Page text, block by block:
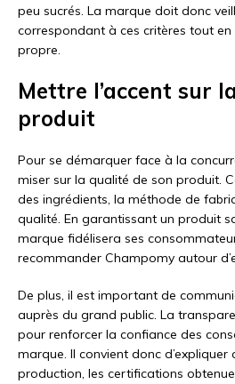
peu sucrés. La marque doit donc
correspondant à ces critères tout
propre.
Mettre l’accent sur
produit
Pour se démarquer face à la
miser sur la qualité de son produit.
des ingrédients, la méthode de
qualité. En garantissant un produit
marque fidélisera ses
recommander Champomy autour
De plus, il est important de
auprès du grand public. La
pour renforcer la confiance des
marque. Il convient donc
production, les certifications